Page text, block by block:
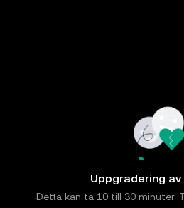
Uppgradering
Detta kan ta 10 till 30 minuter.